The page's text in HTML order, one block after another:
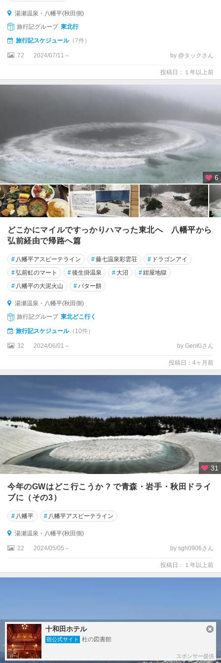
湯瀬温泉・八幡平(秋田側)
旅行記グループ 東北行
旅行記スケジュール（7件）
72 2024/07/11～ by @タックさん
投稿日：１年以上前
6
どこかにマイルですっかりハマった東北へ 八幡平から
弘前経由で帰路へ篇
# 八幡平アスピーテライン #藤七温泉彩雲荘 # ドラゴンアイ
#弘前虹のマート #後生掛温泉 # 大沼 #紺屋地獄
# 八幡平の大泥火山 #バター餅
湯瀬温泉・八幡平(秋田側)
旅行記グループ 東北どこ行く
旅行記スケジュール（10件）
32 2024/06/01～ by GenKiさん
投稿日：4ヶ月前
31
今年のGWはどこ行こうか ? で青森・岩手・秋田ドライ
ブに（その3）
# 八幡平 # 八幡平アスピーテライン
湯瀬温泉・八幡平(秋田側)
22 2024/05/05～ by sgh0906さん
投稿日：１年以上前
十和田ホテル
宿公式サイト 杜の図書館
スポンサー提供